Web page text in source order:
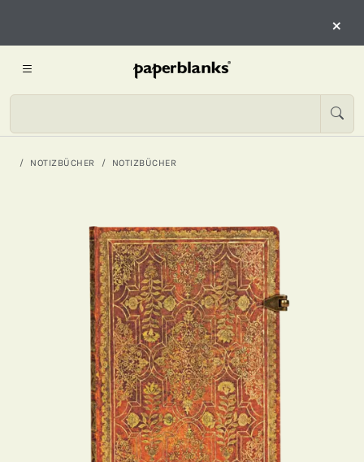
×
NOTIZBÜCHER NOTIZBÜCHER